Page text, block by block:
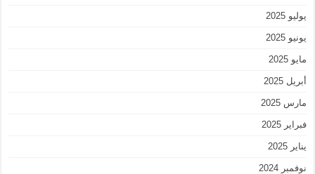
يوليو 2025
يونيو 2025
مايو 2025
أبريل 2025
مارس 2025
فبراير 2025
يناير 2025
نوفمبر 2024